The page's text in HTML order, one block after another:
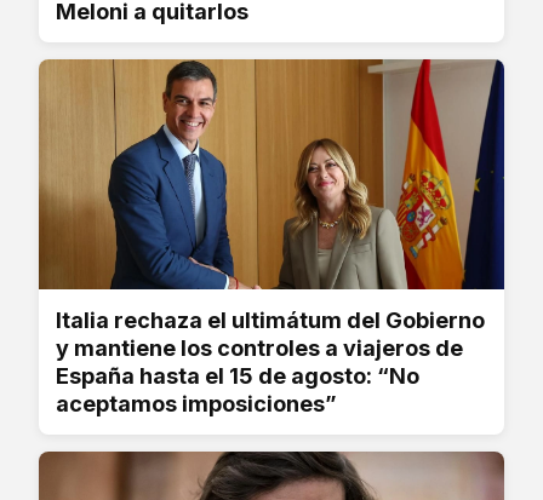
Meloni a quitarlos
Italia rechaza el ultimátum del Gobierno
y mantiene los controles a viajeros de
España hasta el 15 de agosto: “No
aceptamos imposiciones”